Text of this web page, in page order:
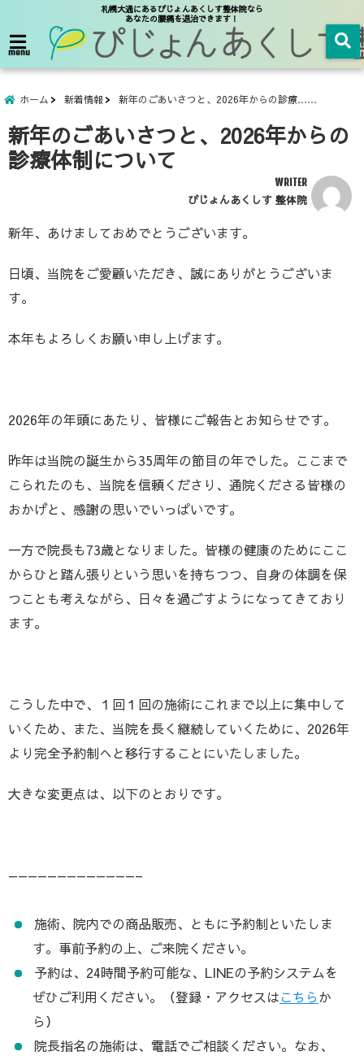
札幌大通にあるぴじょんあくしす整体院なら
あなたの腰痛を退治できます！
menu
ホーム 新着情報 新年のごあいさつと、2026年からの診療……
新年のごあいさつと、2026年からの
診療体制について
WRITER
ぴじょんあくしす 整体院
新年、あけましておめでとうございます。
日頃、当院をご愛顧いただき、誠にありがとうございま
す。
本年もよろしくお願い申し上げます。
2026年の年頭にあたり、皆様にご報告とお知らせです。
昨年は当院の誕生から35周年の節目の年でした。ここまで
こられたのも、当院を信頼くださり、通院くださる皆様の
おかげと、感謝の思いでいっぱいです。
一方で院長も73歳となりました。皆様の健康のためにここ
からひと踏ん張りという思いを持ちつつ、自身の体調を保
つことも考えながら、日々を過ごすようになってきており
ます。
こうした中で、１回１回の施術にこれまで以上に集中して
いくため、また、当院を長く継続していくために、2026年
より完全予約制へと移行することにいたしました。
大きな変更点は、以下のとおりです。
—————————————–
施術、院内での商品販売、ともに予約制といたしま
す。事前予約の上、ご来院ください。
予約は、24時間予約可能な、LINEの予約システムを
ぜひご利用ください。（登録・アクセスはこちら か
ら）
院長指名の施術は、電話でご相談ください。なお、